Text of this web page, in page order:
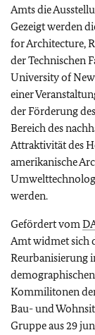
Amts die
Gezeigt werden
for Architecture,
der Technischen
University of New
einer
der Förderung
Bereich des
Attraktivität des
amerikanische
werden.
Gefördert vom
Amt widmet sich
Reurbanisierung
Kommilitonen
Bau- und
Gruppe aus 29